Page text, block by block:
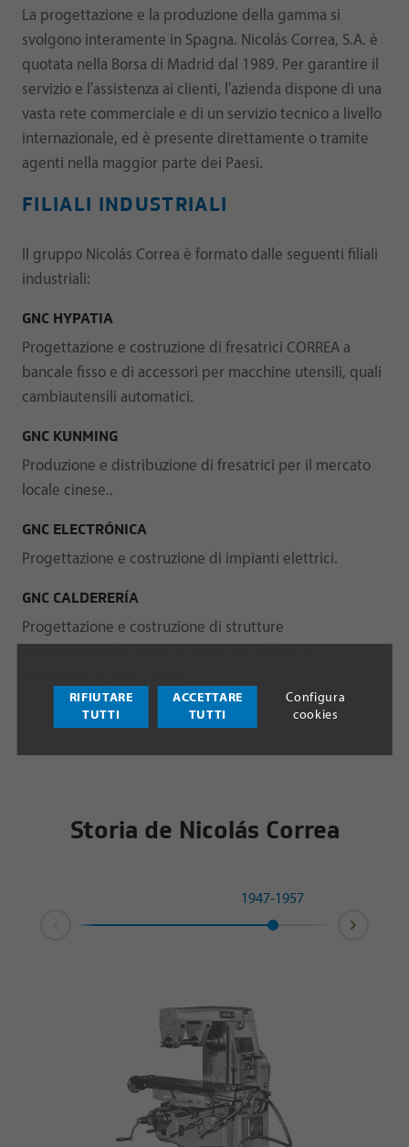
La progettazione e la produzione della gamma si
svolgono interamente in Spagna. Nicolás Correa, S.A. è
quotata nella Borsa di Madrid dal 1989. Per garantire il
servizio e l'assistenza ai clienti, l'azienda dispone di una
vasta rete commerciale e di un servizio tecnico a livello
internazionale, ed è presente direttamente o tramite
agenti nella maggior parte dei Paesi.
FILIALI INDUSTRIALI
Il gruppo Nicolás Correa è formato dalle seguenti filiali
industriali:
GNC HYPATIA
Progettazione e costruzione di fresatrici CORREA a
bancale fisso e di accessori per macchine utensili, quali
cambiautensili automatici.
GNC KUNMING
Produzione e distribuzione di fresatrici per il mercato
locale cinese..
GNC ELECTRÓNICA
Progettazione e costruzione di impianti elettrici.
GNC CALDERERÍA
Progettazione e costruzione di strutture
Storia de Nicolás Correa
1947-1957
RIFIUTARE
TUTTI
ACCETTARE
TUTTI
Configura
cookies